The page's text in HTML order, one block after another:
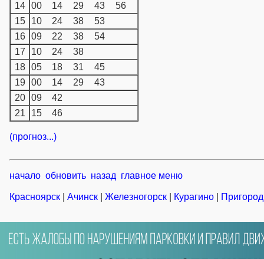
14
00 14 29 43
56
15
10 24 38
53
16
09 22 38
54
17
10 24
38
18
05 18 31
45
19
00 14 29
43
20
09
42
21
15 46
(прогноз...)
начало обновить назад главное меню
Красноярск Ачинск Железногорск Курагино